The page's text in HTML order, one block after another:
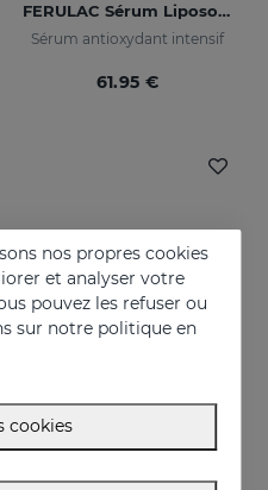
FERULAC Sérum Liposomé
Sérum antioxydant intensif
61.95 €
nos propres cookies
et analyser votre
pouvez les refuser ou
sur notre politique en
cookies